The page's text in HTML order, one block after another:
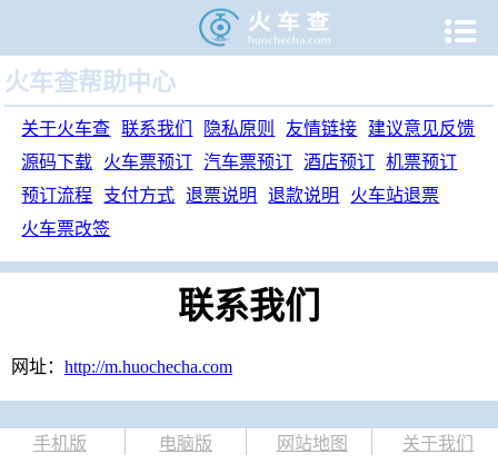

火车查帮助中心
关于火车查 联系我们 隐私原则 友情链接
建议意见反馈
源码下载
火车票预订 汽车票预订 酒店预订
机票预订
预订流程
支付方式 退票说明 退款说明
火车站退票
火车票改签
联系我们
网址： http://m.huochecha.com
手机版 电脑版 网站地图 关于我们